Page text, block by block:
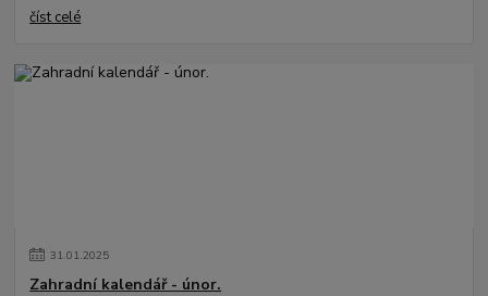
číst celé
31.01.2025
Zahradní kalendář - únor.